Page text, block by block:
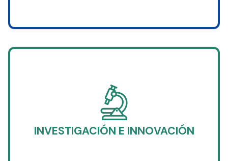
INVESTIGACIÓN E INNOVACIÓN